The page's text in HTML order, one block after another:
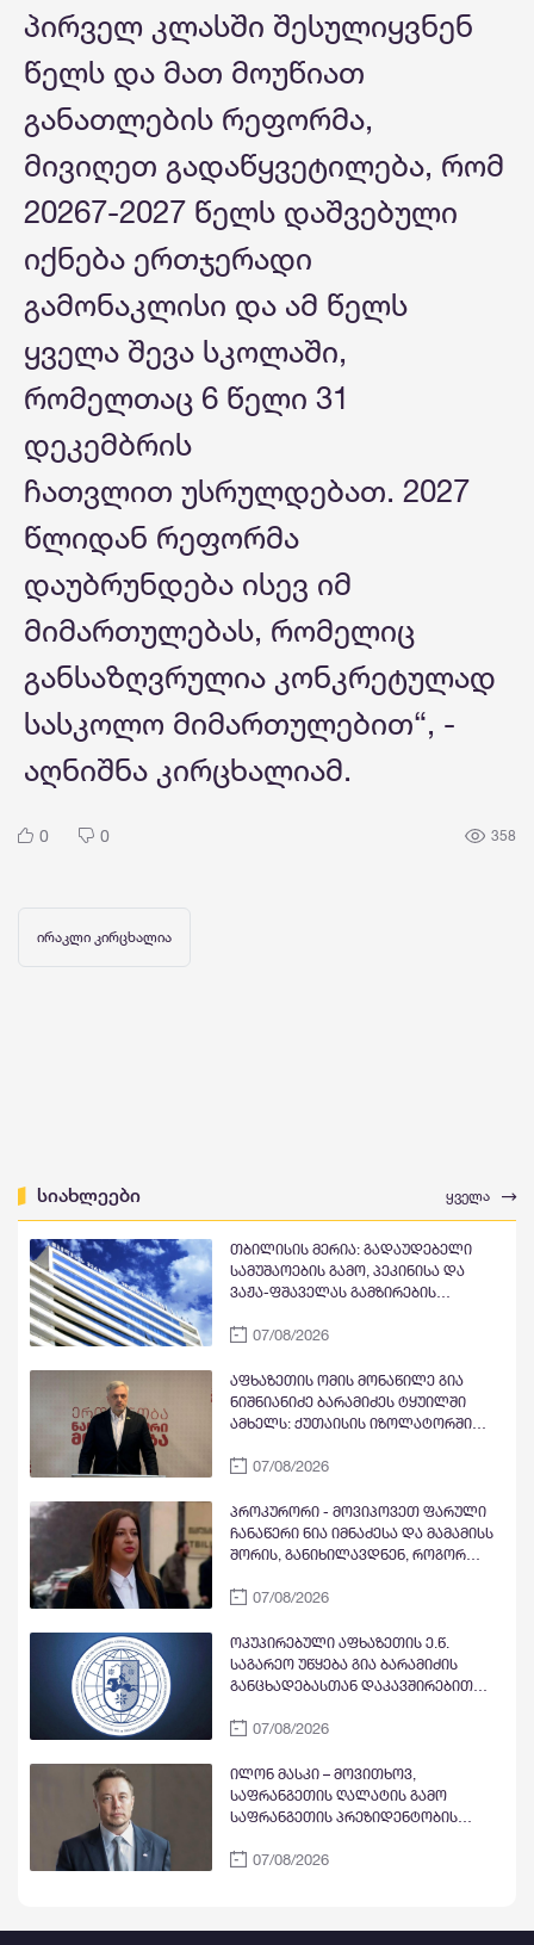
პირველ კლასში შესულიყვნენ
წელს და მათ მოუწიათ
განათლების რეფორმა,
მივიღეთ გადაწყვეტილება, რომ
20267-2027 წელს დაშვებული
იქნება ერთჯერადი
გამონაკლისი და ამ წელს
ყველა შევა სკოლაში,
რომელთაც 6 წელი 31
დეკემბრის
ჩათვლით უსრულდებათ. 2027
წლიდან რეფორმა
დაუბრუნდება ისევ იმ
მიმართულებას, რომელიც
განსაზღვრულია კონკრეტულად
სასკოლო მიმართულებით“, -
აღნიშნა კირცხალიამ.
0 0 358
ირაკლი კირცხალია
სიახლეები ყველა
თბილისის მერია: გადაუდებელი
სამუშაოების გამო, პეკინისა და
ვაჟა-ფშაველას გამზირების
მიმართულებით მოძრაობა
07/08/2026
აფხაზეთის ომის მონაწილე გია
ნიშნიანიძე ბარამიძეს ტყუილში
ამხელს: ქუთაისის იზოლატორში
მეომარი, იმავე დღეს გავფრინდი
არძინბა, ოზგანი და ბესლან
კობახია, მოიყვანეს ჩვენი ბიჭები და
მოხდა გაცვლა ყველა ყველაზე. რა
ბარამიძე არც ყოფილა და არც
07/08/2026
პროკურორი - მოვიპოვეთ ფარული
ჩანაწერი ნია იმნაძესა და მამამისს
შორის, განიხილავდნენ, როგორ
ნიას მამა ამბობს, რომ არასწორად
სხვანაირად ვერ მოიქცეოდა,
თანამედროვე ეპოქაში სხვანაირად
ხდება
07/08/2026
ოკუპირებული აფხაზეთის ე.წ.
საგარეო უწყება გია ბარამიძის
განცხადებასთან დაკავშირებით
„განცხადებას“ ავრცელებს
07/08/2026
ილონ მასკი – მოვითხოვ,
საფრანგეთის ღალატის გამო
საფრანგეთის პრეზიდენტობის
ლიდერი მარინ ტონდელიე
07/08/2026